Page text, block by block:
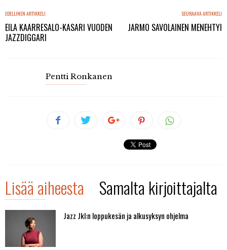
EDELLINEN ARTIKKELI
EILA KAARRESALO-KASARI VUODEN
JAZZDIGGARI
SEURAAVA ARTIKKELI
JARMO SAVOLAINEN MENEHTYI
Pentti Ronkanen
Lisää aiheesta Samalta kirjoittajalta
Jazz Jkl:n loppukesän ja alkusyksyn ohjelma